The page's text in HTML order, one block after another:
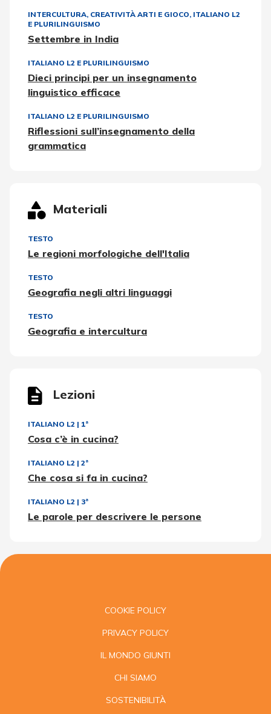
INTERCULTURA, CREATIVITÀ ARTI E GIOCO, ITALIANO L2
E PLURILINGUISMO
Settembre in India
ITALIANO L2 E PLURILINGUISMO
Dieci principi per un insegnamento
linguistico efficace
ITALIANO L2 E PLURILINGUISMO
Riflessioni sull’insegnamento della
grammatica
Materiali
TESTO
Le regioni morfologiche dell'Italia
TESTO
Geografia negli altri linguaggi
TESTO
Geografia e intercultura
Lezioni
ITALIANO L2 | 1ª
Cosa c’è in cucina?
ITALIANO L2 | 2ª
Che cosa si fa in cucina?
ITALIANO L2 | 3ª
Le parole per descrivere le persone
COOKIE POLICY
PRIVACY POLICY
IL MONDO GIUNTI
CHI SIAMO
SOSTENIBILITÀ